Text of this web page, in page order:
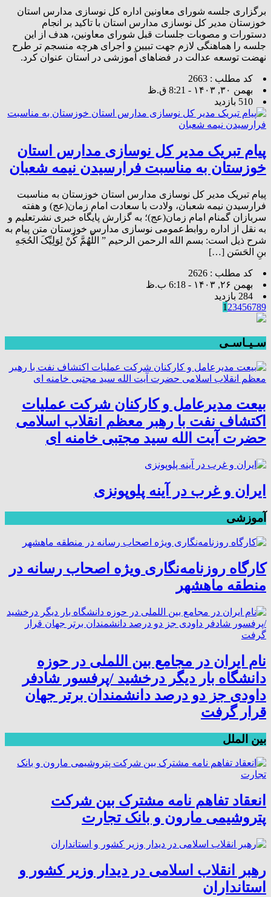
برگزاری جلسه شورای معاونین اداره کل نوسازی مدارس استان
خوزستان مدیر کل نوسازی مدارس استان با تاکید بر انجام
دستورات و مصوبات جلسات قبل شورای معاونین، هدف از این
جلسه را هماهنگی لازم جهت تبیین و اجرای هرچه منسجم تر طرح
نهضت توسعه عدالت در فضاهای آموزشی در استان عنوان کرد.
کد مطلب : 2663
بهمن ۳۰, ۱۴۰۳ - 8:21 ق.ظ
510 بازدید
پیام تبریک مدیر کل نوسازی مدارس استان
خوزستان به مناسبت فرارسیدن نیمه شعبان
پیام تبریک مدیر کل نوسازی مدارس استان خوزستان به مناسبت
فرارسیدن نیمه شعبان، ولادت با سعادت امام زمان(عج) و هفته
سربازان گمنام امام زمان(عج)؛ به گزارش پایگاه خبری نشرتعلیم و
به نقل از اداره روابط‌عمومی نوسازی مدارس خوزستان متن پیام به
شرح ذیل است: بسم‌ الله الرحمن الرحیم‏ ” اللَّهُمَّ کُنْ لِوَلِیِّکَ الحُجَهِ
بنِ الحَسَن […]
کد مطلب : 2626
بهمن ۲۶, ۱۴۰۳ - 6:18 ب.ظ
284 بازدید
1 23456789
سـیـاسـی
بیعت مدیرعامل و کارکنان شرکت عملیات
اکتشاف نفت با رهبر معظم انقلاب اسلامی
حضرت آیت الله سید مجتبی خامنه ای
ایران و غرب در آینه پلوپونزی
آموزشی
کارگاه روزنامه‌نگاری ویژه اصحاب رسانه در
منطقه ماهشهر
نام ایران در مجامع بین اللملی در حوزه
دانشگاه بار دیگر درخشید /پرفسور شادفر
داودی جز دو درصد دانشمندان برتر جهان
قرار گرفت
بین الملل
انعقاد تفاهم نامه مشترک بین شرکت
پتروشیمی مارون و بانک تجارت
رهبر انقلاب اسلامی در دیدار وزیر کشور و
استانداران